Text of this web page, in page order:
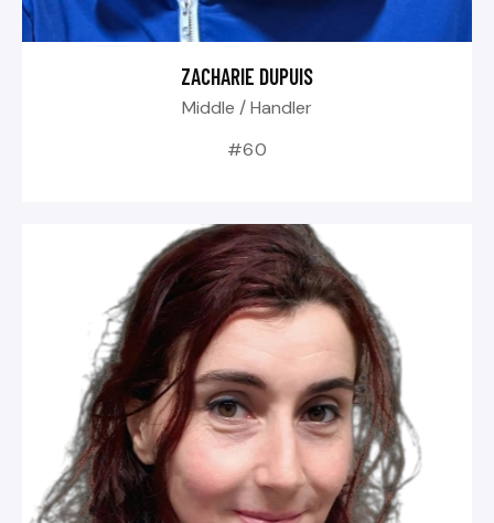
ZACHARIE DUPUIS
Middle / Handler
#60